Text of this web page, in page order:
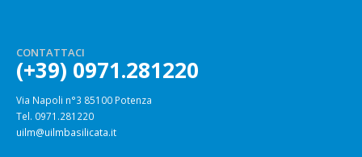
CONTATTACI
(+39) 0971.281220
Via Napoli n°3 85100 Potenza
Tel. 0971.281220
uilm@uilmbasilicata.it